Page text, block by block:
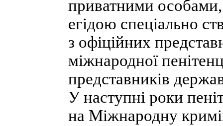
приватними
егідою спеціально
з офіційних
міжнародної
представників
У наступні роки
на Міжнародну